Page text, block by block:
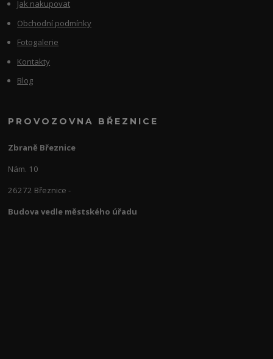
Jak nakupovat
Obchodní podmínky
Fotogalerie
Kontakty
Blog
PROVOZOVNA BŘEZNICE
Zbraně Březnice
Nám. 10
26272 Březnice -
Budova vedle městského úřadu